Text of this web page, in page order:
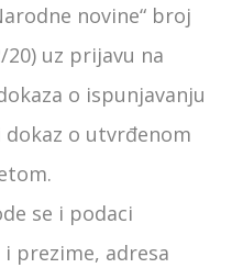
novine“ broj
20) uz prijavu na
o ispunjavanju
o utvrđenom
se i podaci
prezime, adresa